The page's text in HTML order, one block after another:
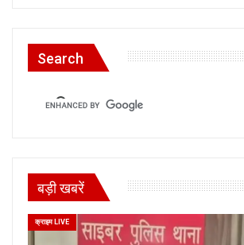
Search
बड़ी खबरें
क्राइम LIVE